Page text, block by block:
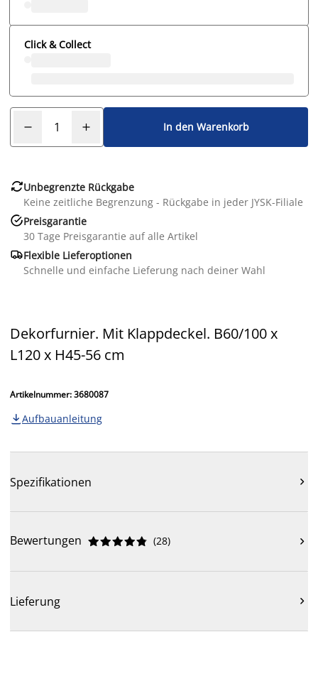
Click & Collect
In den Warenkorb
Unbegrenzte Rückgabe
Keine zeitliche Begrenzung - Rückgabe in jeder JYSK-Filiale
Preisgarantie
30 Tage Preisgarantie auf alle Artikel
Flexible Lieferoptionen
Schnelle und einfache Lieferung nach deiner Wahl
Dekorfurnier. Mit Klappdeckel. B60/100 x
L120 x H45-56 cm
Artikelnummer: 3680087
 Aufbauanleitung
Spezifikationen 
Bewertungen 




 (28) 
Lieferung 